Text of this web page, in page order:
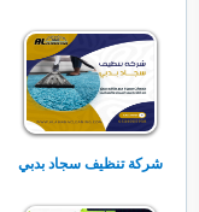
شركة تنظيف سجاد بدبي